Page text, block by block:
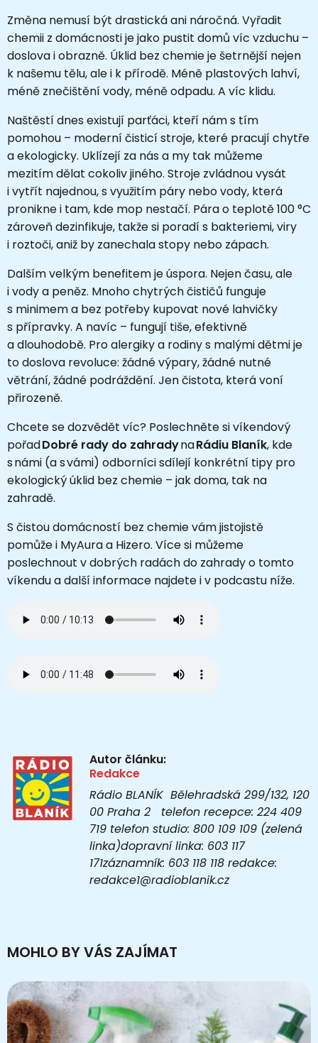
Změna nemusí být drastická ani náročná. Vyřadit
chemii z domácnosti je jako pustit domů víc vzduchu –
doslova i obrazně. Úklid bez chemie je šetrnější nejen
k našemu tělu, ale i k přírodě. Méně plastových lahví,
méně znečištění vody, méně odpadu. A víc klidu.
Naštěstí dnes existují parťáci, kteří nám s tím
pomohou – moderní čisticí stroje, které pracují chytře
a ekologicky. Uklízejí za nás a my tak můžeme
mezitím dělat cokoliv jiného. Stroje zvládnou vysát
i vytřít najednou, s využitím páry nebo vody, která
pronikne i tam, kde mop nestačí. Pára o teplotě 100 °C
zároveň dezinfikuje, takže si poradí s bakteriemi, viry
i roztoči, aniž by zanechala stopy nebo zápach.
Dalším velkým benefitem je úspora. Nejen času, ale
i vody a peněz. Mnoho chytrých čističů funguje
s minimem a bez potřeby kupovat nové lahvičky
s přípravky. A navíc – fungují tiše, efektivně
a dlouhodobě. Pro alergiky a rodiny s malými dětmi je
to doslova revoluce: žádné výpary, žádné nutné
větrání, žádné podráždění. Jen čistota, která voní
přirozeně.
Chcete se dozvědět víc? Poslechněte si víkendový
pořadDobré rady do zahradynaRádiu Blaník, kde
s námi (a s vámi) odborníci sdílejí konkrétní tipy pro
ekologický úklid bez chemie – jak doma, tak na
zahradě.
S čistou domácností bez chemie vám jistojistě
pomůže i MyAura a Hizero. Více si můžeme
poslechnout v dobrých radách do zahrady o tomto
víkendu a další informace najdetei v podcastu níže.
Autor článku:
Redakce
Rádio BLANÍK Bělehradská 299/132, 120
00 Praha 2 telefon recepce: 224 409
719 telefon studio: 800 109 109 (zelená
linka)dopravní linka: 603 117
171záznamník: 603 118 118 redakce:
redakce1@radioblanik.cz
MOHLO BY VÁS ZAJÍMAT